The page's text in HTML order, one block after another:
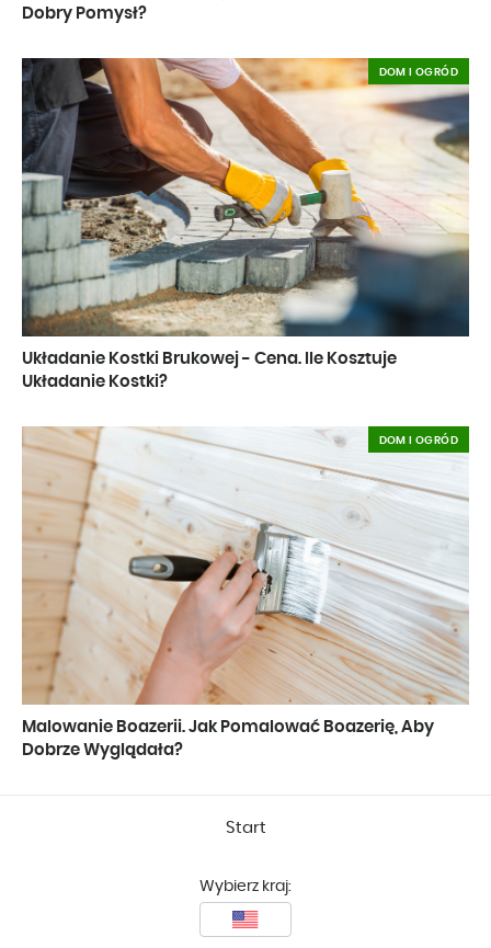
Dobry Pomysł?
Układanie Kostki Brukowej - Cena. Ile Kosztuje
Układanie Kostki?
DOM I OGRÓD
Malowanie Boazerii. Jak Pomalować Boazerię, Aby
Dobrze Wyglądała?
DOM I OGRÓD
Start
Wybierz kraj: